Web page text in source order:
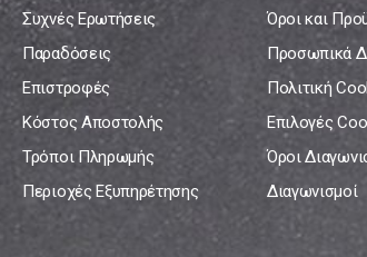
Συχνές Ερωτήσεις
Παραδόσεις
Επιστροφές
Κόστος Αποστολής
Τρόποι Πληρωμής
Περιοχές Εξυπηρέτησης
Όροι και
Προσωπικά
Πολιτική
Επιλογές
Όροι
Διαγωνισμοί